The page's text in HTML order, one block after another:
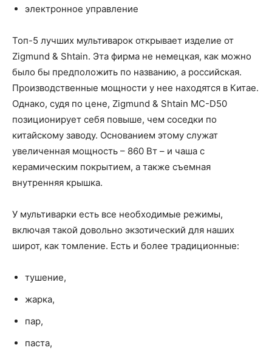
электронное управление
Топ-5 лучших мультиварок открывает изделие от
Zigmund & Shtain. Эта фирма не немецкая, как можно
было бы предположить по названию, а российская.
Производственные мощности у нее находятся в Китае.
Однако, судя по цене, Zigmund & Shtain MC-D50
позиционирует себя повыше, чем соседки по
китайскому заводу. Основанием этому служат
увеличенная мощность – 860 Вт – и чаша с
керамическим покрытием, а также съемная
внутренняя крышка.
У мультиварки есть все необходимые режимы,
включая такой довольно экзотический для наших
широт, как томление. Есть и более традиционные:
тушение,
жарка,
пар,
паста,